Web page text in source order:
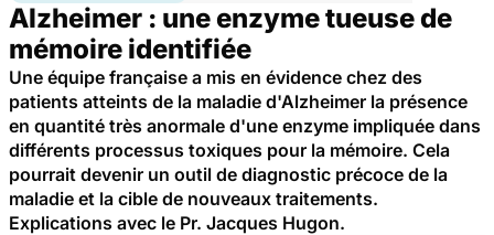
Alzheimer : une enzyme tueuse de
mémoire identifiée
Une équipe française a mis en évidence chez des
patients atteints de la maladie d'Alzheimer la présence
en quantité très anormale d'une enzyme impliquée dans
différents processus toxiques pour la mémoire. Cela
pourrait devenir un outil de diagnostic précoce de la
maladie et la cible de nouveaux traitements.
Explications avec le Pr. Jacques Hugon.